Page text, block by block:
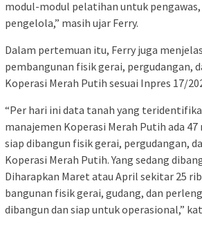
modul-modul pelatihan untuk pengawas,
pengelola,” masih ujar Ferry.
Dalam pertemuan itu, Ferry juga
pembangunan fisik gerai, pergudangan,
Koperasi Merah Putih sesuai Inpres 17/
“Per hari ini data tanah yang
manajemen Koperasi Merah Putih ada
siap dibangun fisik gerai, pergudangan,
Koperasi Merah Putih. Yang sedang
Diharapkan Maret atau April sekitar 25
bangunan fisik gerai, gudang, dan
dibangun dan siap untuk operasional,”